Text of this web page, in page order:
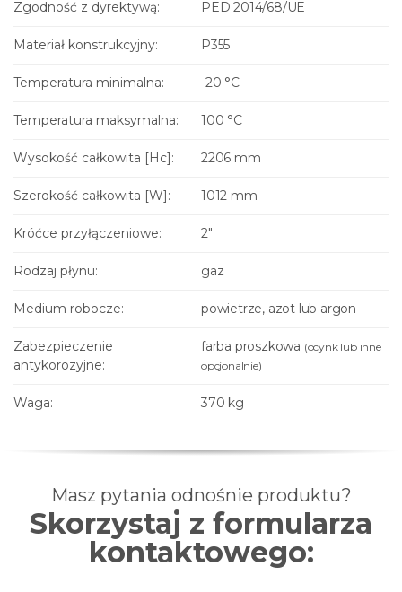
Zgodność z dyrektywą: PED 2014/68/UE
Materiał konstrukcyjny: P355
Temperatura minimalna: -20 °C
Temperatura maksymalna: 100 °C
Wysokość całkowita [Hc]: 2206 mm
Szerokość całkowita [W]: 1012 mm
Króćce przyłączeniowe: 2"
Rodzaj płynu: gaz
Medium robocze: powietrze, azot lub argon
Zabezpieczenie
antykorozyjne:
farba proszkowa (ocynk lub inne
opcjonalnie)
Waga: 370 kg
Masz pytania odnośnie produktu?
Skorzystaj z formularza
kontaktowego: